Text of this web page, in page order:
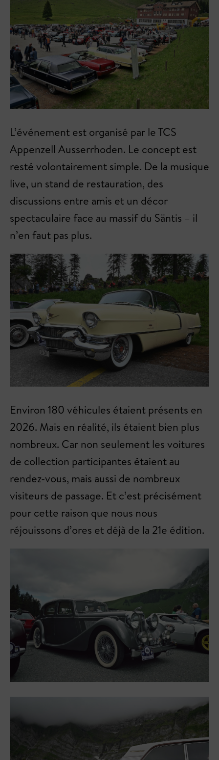
L’événement est organisé par le TCS
Appenzell Ausserrhoden. Le concept est
resté volontairement simple. De la musique
live, un stand de restauration, des
discussions entre amis et un décor
spectaculaire face au massif du Säntis – il
n’en faut pas plus.
Environ 180 véhicules étaient présents en
2026. Mais en réalité, ils étaient bien plus
nombreux. Car non seulement les voitures
de collection participantes étaient au
rendez-vous, mais aussi de nombreux
visiteurs de passage. Et c’est précisément
pour cette raison que nous nous
réjouissons d’ores et déjà de la 21e édition.